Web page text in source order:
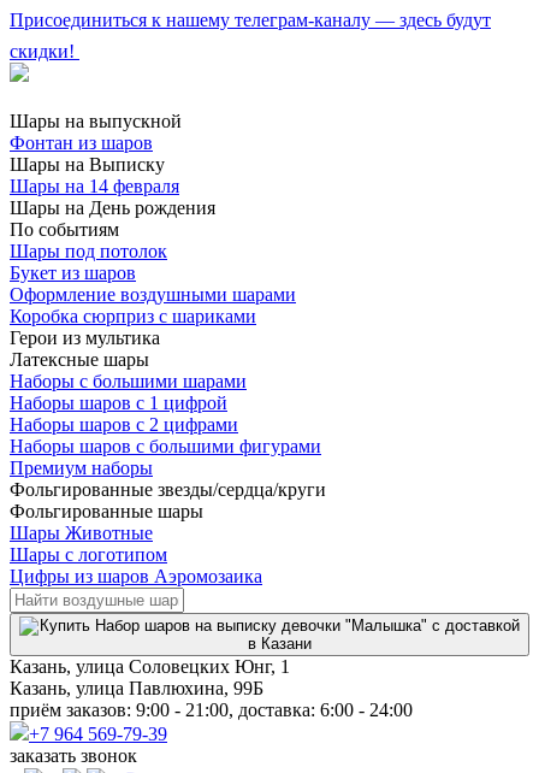
Присоединиться к нашему телеграм-каналу — здесь будут
скидки!
Шары на выпускной
Фонтан из шаров
Шары на Выписку
Шары на 14 февраля
Шары на День рождения
По событиям
Шары под потолок
Букет из шаров
Оформление воздушными шарами
Коробка сюрприз с шариками
Герои из мультика
Латексные шары
Наборы с большими шарами
Наборы шаров с 1 цифрой
Наборы шаров с 2 цифрами
Наборы шаров с большими фигурами
Премиум наборы
Фольгированные звезды/сердца/круги
Фольгированные шары
Шары Животные
Шары с логотипом
Цифры из шаров Аэромозаика
Казань, улица Соловецких Юнг, 1
Казань, улица Павлюхина, 99Б
приём заказов: 9:00 - 21:00, доставка: 6:00 - 24:00
+7 964 569-79-39
заказать звонок